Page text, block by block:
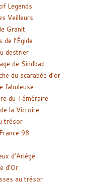
Legends
Veilleurs
Granit
de l’Égide
destrier
de Sindbad
du scarabée d’or
fabuleuse
du Téméraire
la Victoire
trésor
98
d’Ariège
d’Or
au trésor